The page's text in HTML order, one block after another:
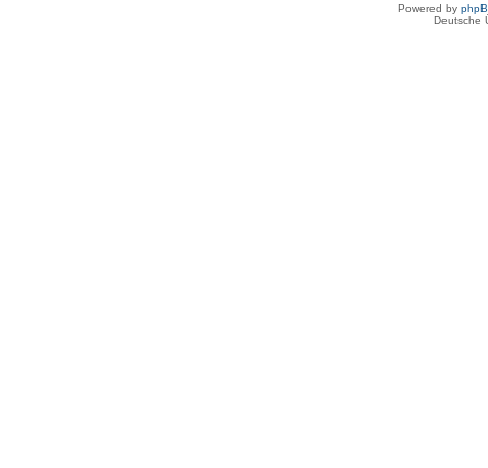
Powered by
Deutsche